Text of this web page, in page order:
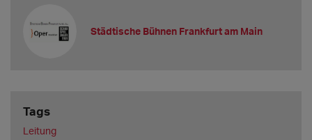
Städtische Bühnen Frankfurt am Main
Tags
Leitung